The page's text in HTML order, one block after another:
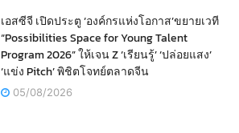
เอสซีจี เปิดประตู ‘องค์กรแห่งโอกาส’ขยายเวที
“Possibilities Space for Young Talent
Program 2026” ให้เจน Z ‘เรียนรู้’ ‘ปล่อยแสง’
‘แข่ง Pitch’ พิชิตโจทย์ตลาดจีน
05/08/2026